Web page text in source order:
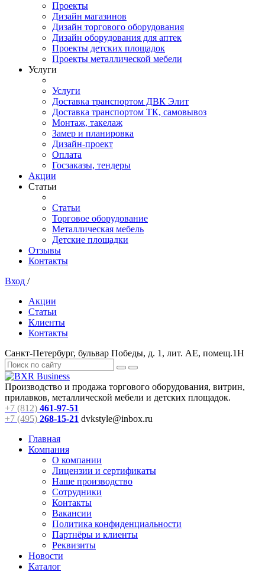
Проекты
Дизайн магазинов
Дизайн торгового оборудования
Дизайн оборудования для аптек
Проекты детских площадок
Проекты металлической мебели
Услуги
Услуги
Доставка транспортом ДВК Элит
Доставка транспортом ТК, самовывоз
Монтаж, такелаж
Замер и планировка
Дизайн-проект
Оплата
Госзаказы, тендеры
Акции
Статьи
Статьи
Торговое оборудование
Металлическая мебель
Детские площадки
Отзывы
Контакты
Вход /
Акции
Статьи
Клиенты
Контакты
Санкт-Петербург, бульвар Победы, д. 1, лит. АЕ, помещ.1Н
Производство и продажа торгового оборудования, витрин,
прилавков, металлической мебели и детских площадок.
+7 (812) 461-97-51
+7 (495) 268-15-21 dvkstyle@inbox.ru
Главная
Компания
О компании
Лицензии и сертификаты
Наше производство
Сотрудники
Контакты
Вакансии
Политика конфиденциальности
Партнёры и клиенты
Реквизиты
Новости
Каталог